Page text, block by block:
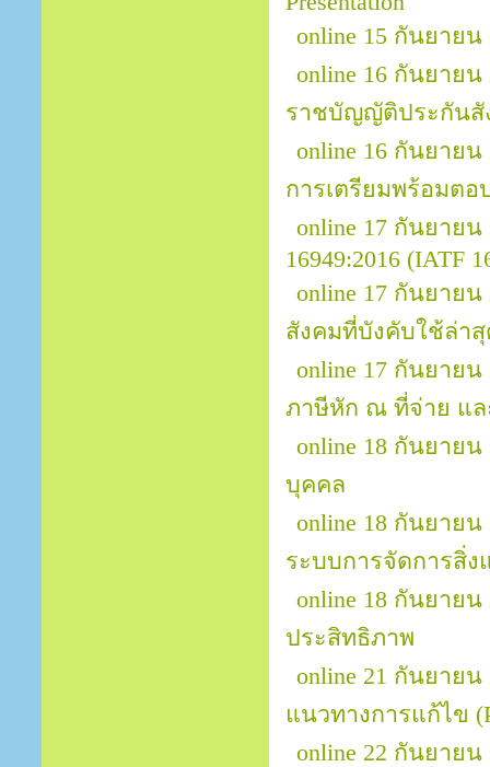
online 15 กันยาย
online 16 กันยาย
ราชบัญญัติประกันสั
online 16 กันยาย
การเตรียมพร้อมต
online 17 กันยาย
16949:2016 (IATF
online 17 กันยาย
สังคมที่บังคับใช้ล่าสุ
online 17 กันยาย
ภาษีหัก ณ ที่จ่าย แล
online 18 กันยาย
บุคคล
online 18 กันยายน
ระบบการจัดการสิ่ง
online 18 กันยาย
ประสิทธิภาพ
online 21 กันยาย
แนวทางการแก้ไข
online 22 กันยาย